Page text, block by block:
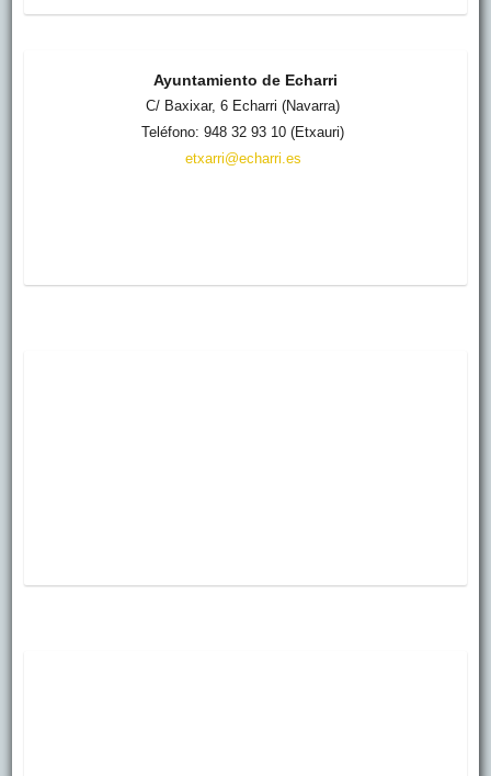
Ayuntamiento de Echarri
C/ Baxixar, 6 Echarri (Navarra)
Teléfono: 948 32 93 10 (Etxauri)
etxarri@echarri.es